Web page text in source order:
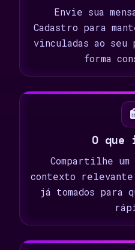
Envie sua
Cadastro para
vinculadas ao
forma
O
Compartilhe
contexto relevante
já tomados para